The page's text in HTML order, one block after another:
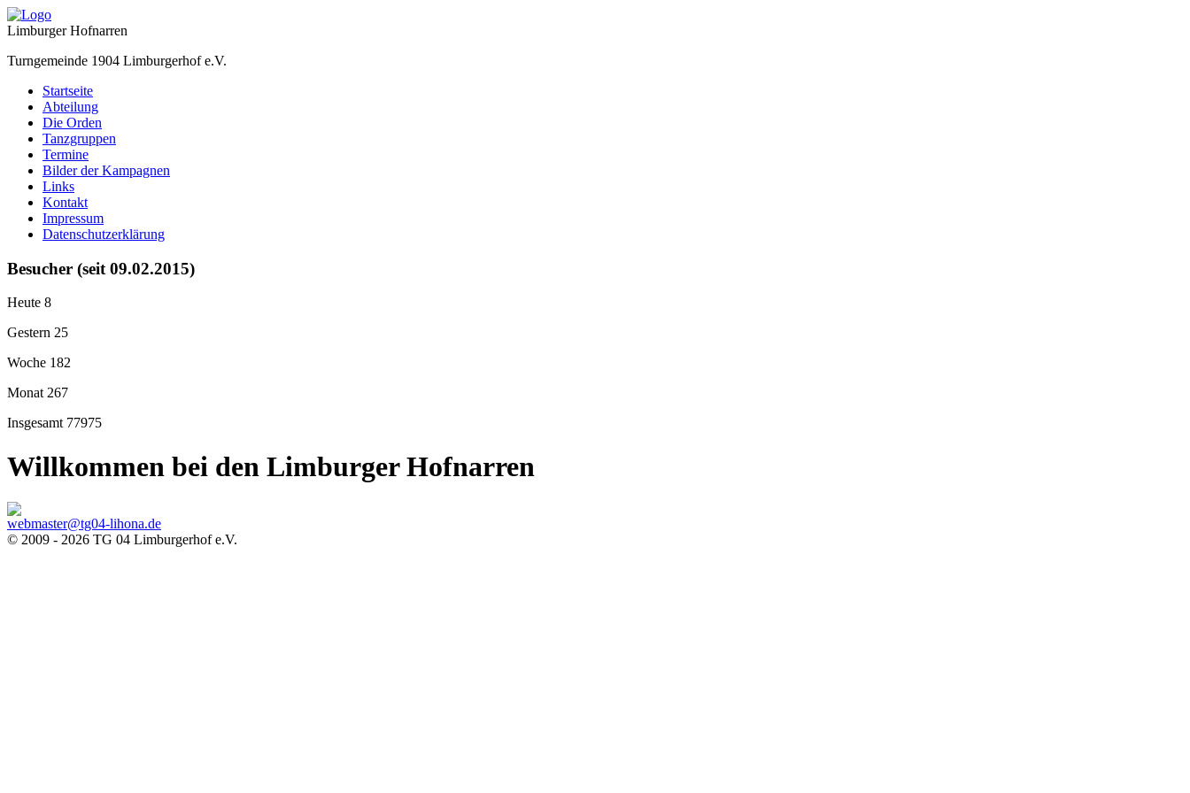
Limburger Hofnarren
Turngemeinde 1904 Limburgerhof e.V.
Startseite
Abteilung
Die Orden
Tanzgruppen
Termine
Bilder der Kampagnen
Links
Kontakt
Impressum
Datenschutzerklärung
Besucher (seit 09.02.2015)
Heute 8
Gestern 25
Woche 182
Monat267
Insgesamt 77975
Willkommen bei den Limburger Hofnarren
webmaster@tg04-lihona.de
© 2009 - 2026 TG 04 Limburgerhof e.V.